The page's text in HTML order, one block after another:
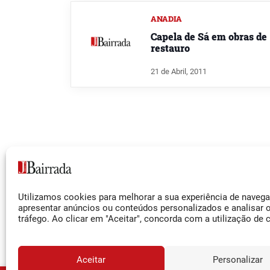
Utilizamos cookies para melhorar a sua experiência de
apresentar anúncios ou conteúdos personalizados e analisar
tráfego. Ao clicar em "Aceitar", concorda com a utilização de
Aceitar Personalizar
ANADIA
Capela de Sá em obras de
restauro
21 de Abril, 2011
Facebook
Instagram
YouTube